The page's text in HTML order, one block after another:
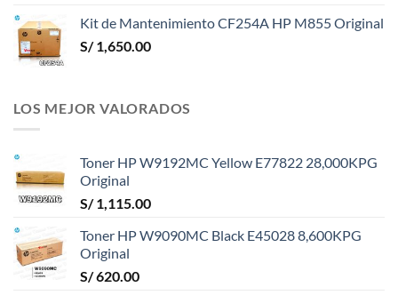
Kit de Mantenimiento CF254A HP M855 Original
S/1,650.00
LOS MEJOR VALORADOS
Toner HP W9192MC Yellow E77822 28,000KPG
Original
S/1,115.00
Toner HP W9090MC Black E45028 8,600KPG
Original
S/620.00